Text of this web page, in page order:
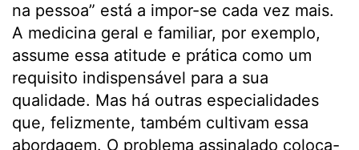
na pessoa” está a impor-se cada vez mais.
A medicina geral e familiar, por exemplo,
assume essa atitude e prática como um
requisito indispensável para a sua
qualidade. Mas há outras especialidades
que, felizmente, também cultivam essa
abordagem. O problema assinalado coloca-